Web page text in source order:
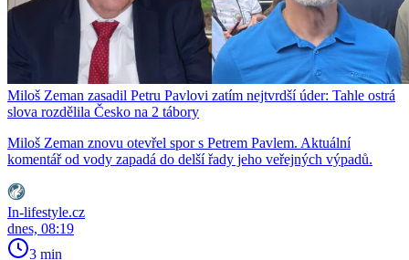
Miloš Zeman zasadil Petru Pavlovi zatím nejtvrdší úder: Tahle ostrá
slova rozdělila Česko na 2 tábory
Miloš Zeman znovu otevřel spor s Petrem Pavlem. Aktuální
komentář od vody zapadá do delší řady jeho veřejných výpadů.
In-lifestyle.cz
dnes, 08:19
3 min